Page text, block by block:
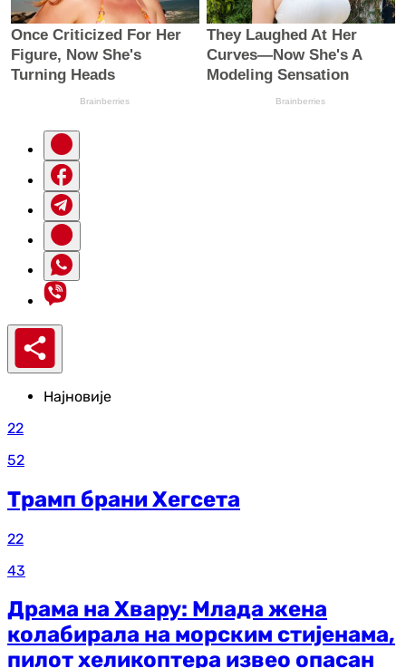
Најновије
22
52
Трамп брани Хегсета
22
43
Драма на Хвару: Млада жена
колабирала на морским стијенама,
пилот хеликоптера извео опасан